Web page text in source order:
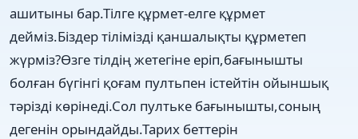
ашитыны бар.Тілге құрмет-елге құрмет
дейміз.Біздер тілімізді қаншалықты құрметеп
жүрміз?Өзге тілдің жетегіне еріп,бағынышты
болған бүгінгі қоғам пултьпен істейтін ойыншық
тәрізді көрінеді.Сол пултьке бағынышты,соның
дегенін орындайды.Тарих беттерін